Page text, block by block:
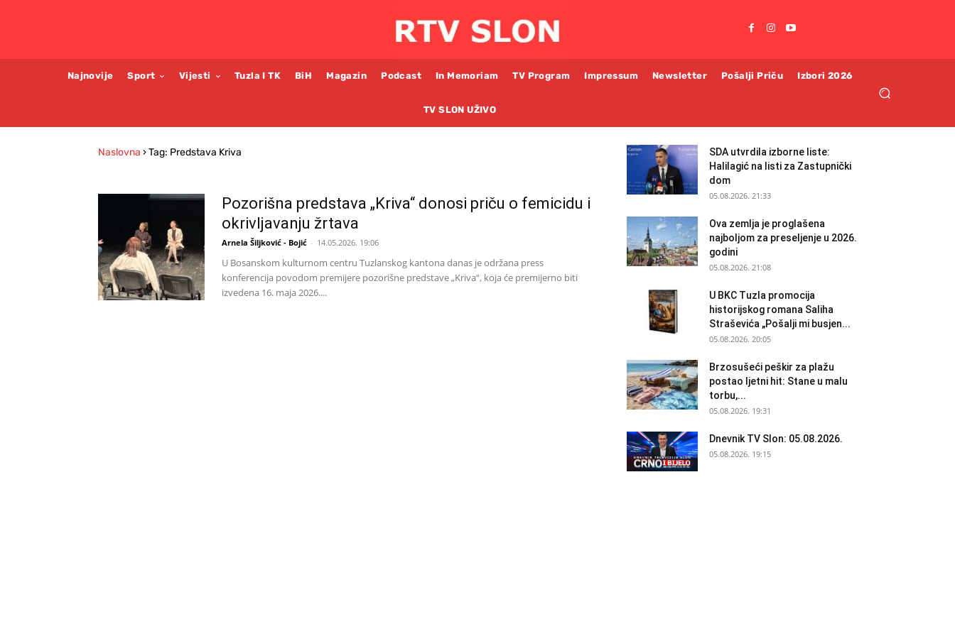
Najnovije Sport Vijesti Tuzla I TK BiH Magazin Podcast In Memoriam TV Program Impressum Newsletter Pošalji Priču Izbori 2026
TV SLON UŽIVO
Naslovna ›Tag: Predstava Kriva
Pozorišna predstava „Kriva“ donosi priču o femicidu i
okrivljavanju žrtava
Arnela Šiljković - Bojić - 14.05.2026. 19:06
U Bosanskom kulturnom centru Tuzlanskog kantona danas je održana press
konferencija povodom premijere pozorišne predstave „Kriva“, koja će premijerno biti
izvedena 16. maja 2026....
SDA utvrdila izborne liste:
Halilagić na listi za Zastupnički
dom
05.08.2026. 21:33
Ova zemlja je proglašena
najboljom za preseljenje u 2026.
godini
05.08.2026. 21:08
U BKC Tuzla promocija
historijskog romana Saliha
Straševića „Pošalji mi busjen...
05.08.2026. 20:05
Brzosušeći peškir za plažu
postao ljetni hit: Stane u malu
torbu,...
05.08.2026. 19:31
Dnevnik TV Slon: 05.08.2026.
05.08.2026. 19:15